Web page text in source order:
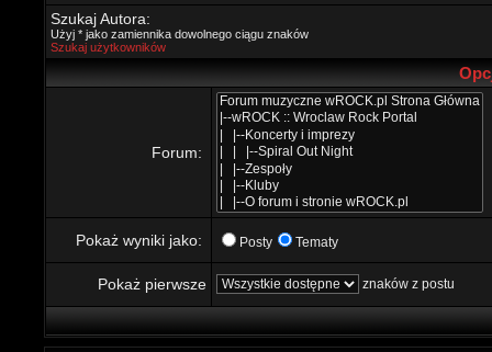
Szukaj Autora:
Użyj * jako zamiennika dowolnego ciągu znaków
Szukaj użytkowników
Forum:
Pokaż wyniki jako: Posty Tematy
Pokaż pierwsze znaków z postu